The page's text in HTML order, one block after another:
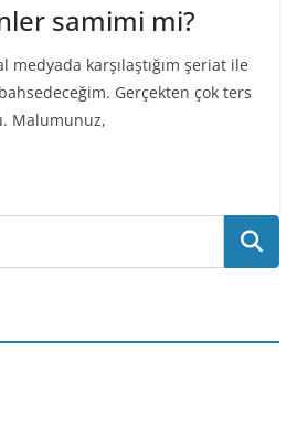
samimi mi?
medyada karşılaştığım şeriat ile
Gerçekten çok ters
Malumunuz,